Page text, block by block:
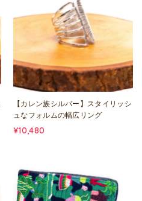
【カレン族シルバー】スタイリッシ
ュなフォルムの幅広リング
¥10,480